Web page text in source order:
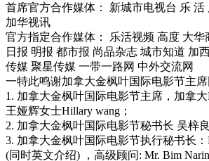
首席官方合作媒体： 新城市电视台 乐
加华视讯
官方指定合作媒体： 乐活视频 高度 大华
日报 明报 都市报 尚品杂志 城市知道 加
传媒 聚星传媒 一带一路网 中外交流网
一特此鸣谢加拿大金枫叶国际电影节主席
1. 加拿大金枫叶国际电影节主席，加拿
王娅辉女士Hillary wang；
2. 加拿大金枫叶国际电影节秘书长 吴梓
3. 加拿大金枫叶国际电影节执行秘书长：
(同时英文介绍) ，高级顾问: Mr. Bim